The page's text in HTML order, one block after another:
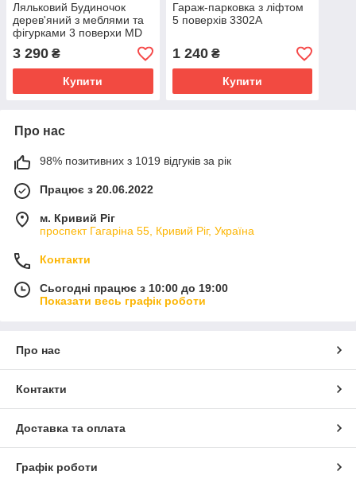
Ляльковий Будиночок
дерев'яний з меблями та
фігурками 3 поверхи MD
1425
3 290 ₴
Купити
Гараж-парковка з ліфтом
5 поверхів 3302A
1 240₴
Купити
Про нас
98% позитивних з 1019 відгуків за рік
Працює з 20.06.2022
м. Кривий Ріг
проспект Гагаріна 55, Кривий Ріг, Україна
Контакти
Сьогодні працює з 10:00 до 19:00
Показати весь графік роботи
Про нас
Контакти
Доставка та оплата
Графік роботи